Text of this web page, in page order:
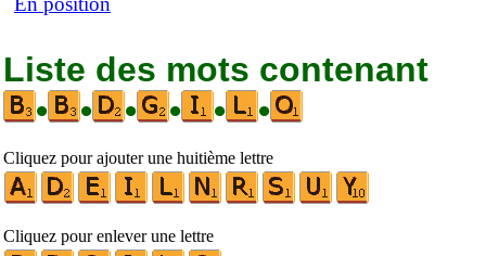
Liste des mots contenant
•
• • • • •
Cliquez pour ajouter une huitième lettre
Cliquez pour enlever une lettre